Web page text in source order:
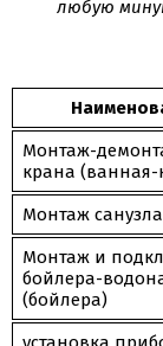
любую
Монтаж-
крана (ванная-
Монтаж
Монтаж и
бойлера-
(бойлера)